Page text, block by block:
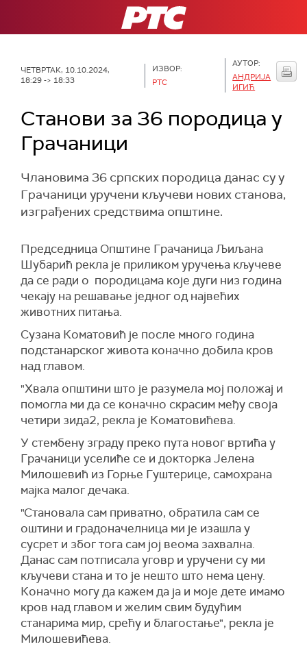
РТС
ЧЕТВРТАК, 10.10.2024,
18:29 -> 18:33
ИЗВОР:
РТС
АУТОР:
АНДРИЈА
ИГИЋ
Станови за 36 породица у
Грачаници
Члановима 36 српских породица данас су у
Грачаници уручени кључеви нових станова,
изграђених средствима општине.
Председница Општине Грачаница Љиљана
Шубарић рекла је приликом уручења кључеве
да се ради о породицама које дуги низ година
чекају на решавање једног од највећих
животних питања.
Сузана Коматовић је после много година
подстанарског живота коначно добила кров
над главом.
"Хвала општини што је разумела мој положај и
помогла ми да се коначно скрасим међу своја
четири зида2, рекла је Коматовићева.
У стембену зграду преко пута новог вртића у
Грачаници уселиће се и докторка Јелена
Милошевић из Горње Гуштерице, самохрана
мајка малог дечака.
"Становала сам приватно, обратила сам се
оштини и градоначелница ми је изашла у
сусрет и због тога сам јој веома захвална.
Данас сам потписала уговр и уручени су ми
кључеви стана и то је нешто што нема цену.
Коначно могу да кажем да ја и моје дете имамо
кров над главом и желим свим будућим
станарима мир, срећу и благостање", рекла је
Милошевићева.